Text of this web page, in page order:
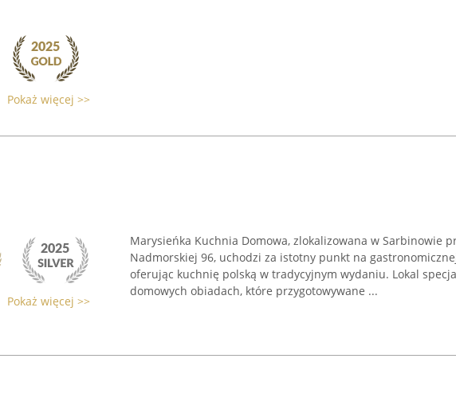
Pokaż więcej >>
Pokaż więcej >>
Marysieńka Kuchnia Domowa, zlokalizowana w Sarbinowie
Nadmorskiej 96, uchodzi za istotny punkt na
oferując kuchnię polską w tradycyjnym wydaniu. Lokal
domowych obiadach, które przygotowywane ...